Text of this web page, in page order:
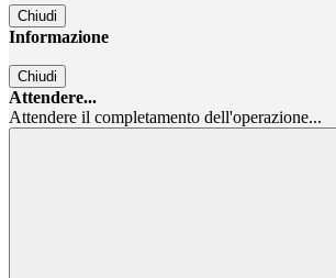
Chiudi
Informazione
Chiudi
Attendere...
Attendere il completamento dell'operazione...